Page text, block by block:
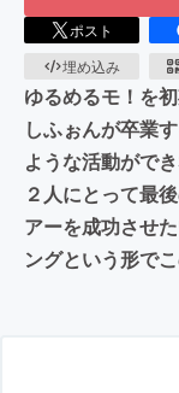
ポスト
埋め込み
ゆるめるモ！を
しふぉんが卒業
ような活動がで
２人にとって最
アーを成功させ
ングという形で